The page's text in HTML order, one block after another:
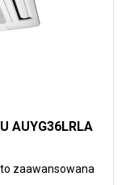
AUYG36LRLA
zaawansowana